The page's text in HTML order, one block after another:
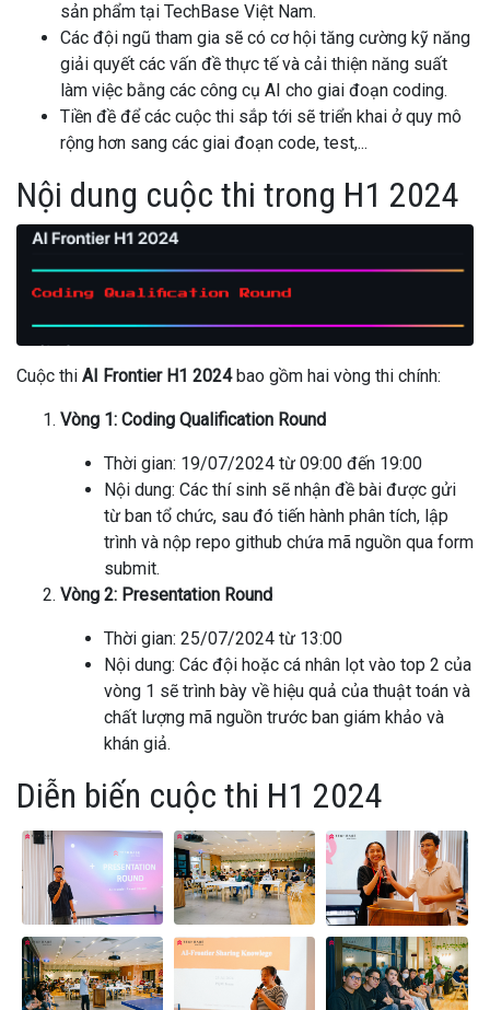
sản phẩm tại TechBase Việt Nam.
Các đội ngũ tham gia sẽ có cơ hội tăng cường kỹ năng
giải quyết các vấn đề thực tế và cải thiện năng suất
làm việc bằng các công cụ AI cho giai đoạn coding.
Tiền đề để các cuộc thi sắp tới sẽ triển khai ở quy mô
rộng hơn sang các giai đoạn code, test,...
Nội dung cuộc thi trong H1 2024
Cuộc thi AI Frontier H1 2024 bao gồm hai vòng thi chính:
Vòng 1: Coding Qualification Round
Thời gian: 19/07/2024 từ 09:00 đến 19:00
Nội dung: Các thí sinh sẽ nhận đề bài được gửi
từ ban tổ chức, sau đó tiến hành phân tích, lập
trình và nộp repo github chứa mã nguồn qua form
submit.
Vòng 2: Presentation Round
Thời gian: 25/07/2024 từ 13:00
Nội dung: Các đội hoặc cá nhân lọt vào top 2 của
vòng 1 sẽ trình bày về hiệu quả của thuật toán và
chất lượng mã nguồn trước ban giám khảo và
khán giả.
Diễn biến cuộc thi H1 2024